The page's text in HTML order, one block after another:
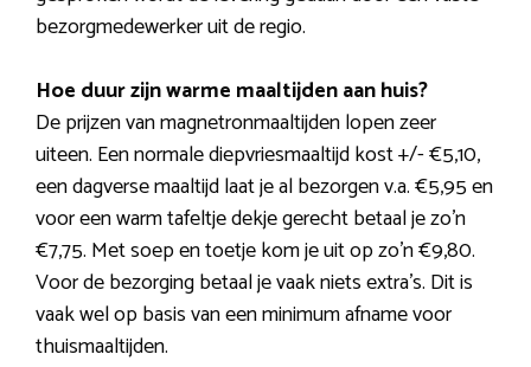
bezorgmedewerker uit de regio.
Hoe duur zijn warme maaltijden aan huis?
De prijzen van magnetronmaaltijden lopen zeer
uiteen. Een normale diepvriesmaaltijd kost +/- €5,10,
een dagverse maaltijd laat je al bezorgen v.a. €5,95 en
voor een warm tafeltje dekje gerecht betaal je zo’n
€7,75. Met soep en toetje kom je uit op zo’n €9,80.
Voor de bezorging betaal je vaak niets extra’s. Dit is
vaak wel op basis van een minimum afname voor
thuismaaltijden.